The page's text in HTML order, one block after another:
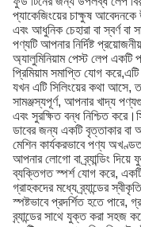
প্যাকেজিংয়ের চাক্ষুষ
এবং আধুনিক চেহারা বা স্বর্ণ বা
পণ্যটি আপনার নির্দিষ্ট
অ্যালুমিনিয়াম পেস্ট লেপ একটি
প্রিমিয়াম সমাপ্তি যোগ
যখন এটি সিলিংয়ের কথা আসে,
সামঞ্জস্যপূর্ণ, আপনার খাদ্য
এবং সুরক্ষিত বন্ধ নিশ্চিত
ডাবের জন্য একটি বৃত্তাকার বা
মেশিন কার্যকরভাবে পণ্য
আপনার লোগো বা ব্র্যান্ডিং
ব্যক্তিগত স্পর্শ যোগ করে, একটি
গ্রাহকদের মধ্যে ব্র্যান্ডের
স্পষ্টভাবে প্রদর্শিত হতে
ব্র্যান্ডের সাথে যুক্ত করা সহজ